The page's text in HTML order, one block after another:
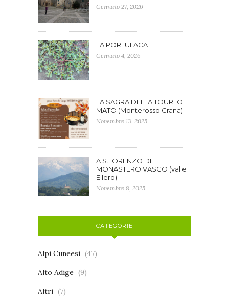
Gennaio 27, 2026
LA PORTULACA
Gennaio 4, 2026
LA SAGRA DELLA TOURTO
MATO (Monterosso Grana)
Novembre 13, 2025
A S.LORENZO DI
MONASTERO VASCO (valle
Ellero)
Novembre 8, 2025
CATEGORIE
Alpi Cuneesi (47)
Alto Adige (9)
Altri (7)